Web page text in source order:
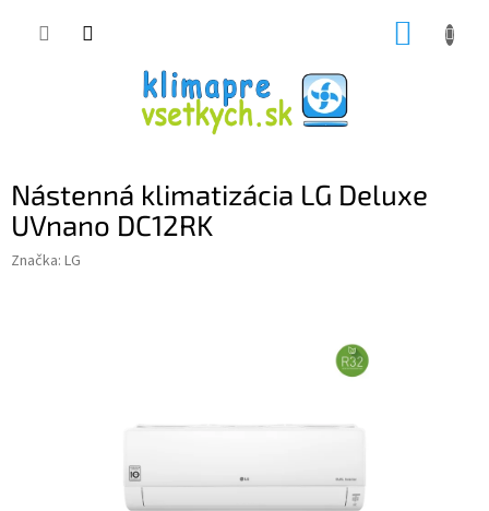
Nástenná klimatizácia LG Deluxe
UVnano DC12RK
Značka: LG